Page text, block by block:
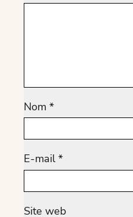
Nom *
E-mail*
Site web